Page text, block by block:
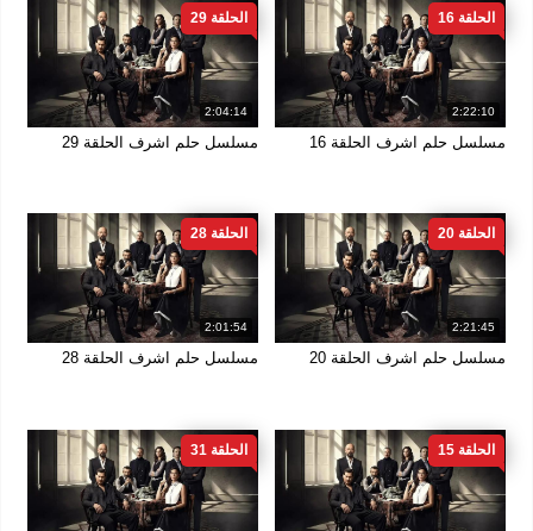
2:22:10
الحلقة 16
مسلسل حلم اشرف الحلقة 16
2:04:14
الحلقة 29
مسلسل حلم اشرف الحلقة 29
2:21:45
الحلقة 20
مسلسل حلم اشرف الحلقة 20
2:01:54
الحلقة 28
مسلسل حلم اشرف الحلقة 28
الحلقة 15 الحلقة 31